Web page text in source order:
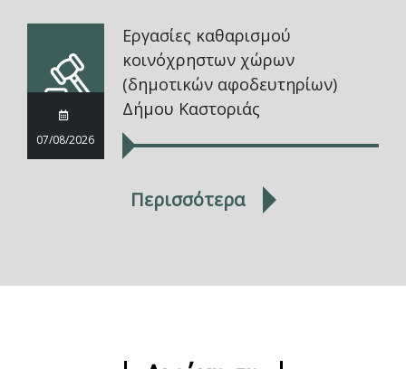
07/08/2026
Εργασίες καθαρισμού
κοινόχρηστων χώρων
(δημοτικών αφοδευτηρίων)
Δήμου Καστοριάς
Περισσότερα